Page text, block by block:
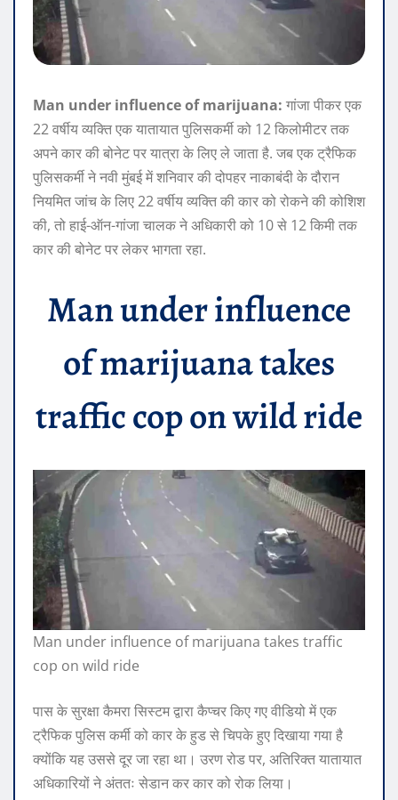
Man under influence of marijuana: गांजा पीकर एक
22 वर्षीय व्यक्ति एक यातायात पुलिसकर्मी को 12 किलोमीटर तक
अपने कार की बोनेट पर यात्रा के लिए ले जाता है. जब एक ट्रैफिक
पुलिसकर्मी ने नवी मुंबई में शनिवार की दोपहर नाकाबंदी के दौरान
नियमित जांच के लिए 22 वर्षीय व्यक्ति की कार को रोकने की कोशिश
की, तो हाई-ऑन-गांजा चालक ने अधिकारी को 10 से 12 किमी तक
कार की बोनेट पर लेकर भागता रहा.
Man under influence
of marijuana takes
traffic cop on wild ride
Man under influence of marijuana takes traffic
cop on wild ride
पास के सुरक्षा कैमरा सिस्टम द्वारा कैप्चर किए गए वीडियो में एक
ट्रैफिक पुलिस कर्मी को कार के हुड से चिपके हुए दिखाया गया है
क्योंकि यह उससे दूर जा रहा था। उरण रोड पर, अतिरिक्त यातायात
अधिकारियों ने अंततः सेडान कर कार को रोक लिया।